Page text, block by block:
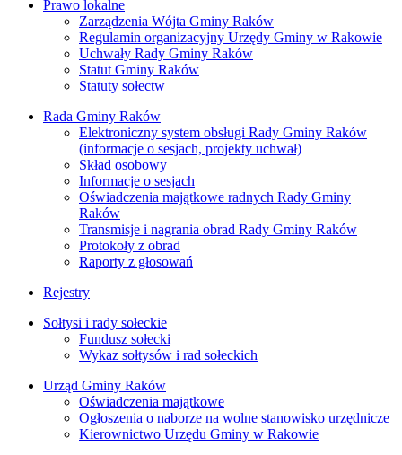
Prawo lokalne
Zarządzenia Wójta Gminy Raków
Regulamin organizacyjny Urzędy Gminy w Rakowie
Uchwały Rady Gminy Raków
Statut Gminy Raków
Statuty sołectw
Rada Gminy Raków
Elektroniczny system obsługi Rady Gminy Raków
(informacje o sesjach, projekty uchwał)
Skład osobowy
Informacje o sesjach
Oświadczenia majątkowe radnych Rady Gminy
Raków
Transmisje i nagrania obrad Rady Gminy Raków
Protokoły z obrad
Raporty z głosowań
Rejestry
Sołtysi i rady sołeckie
Fundusz sołecki
Wykaz sołtysów i rad sołeckich
Urząd Gminy Raków
Oświadczenia majątkowe
Ogłoszenia o naborze na wolne stanowisko urzędnicze
Kierownictwo Urzędu Gminy w Rakowie